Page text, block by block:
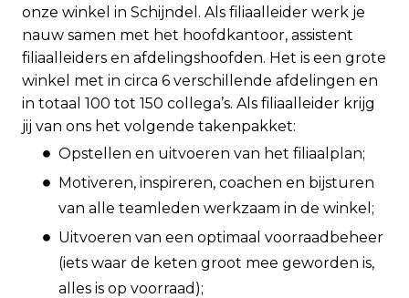
onze winkel in Schijndel. Als filiaalleider werk je
nauw samen met het hoofdkantoor, assistent
filiaalleiders en afdelingshoofden. Het is een grote
winkel met in circa 6 verschillende afdelingen en
in totaal 100 tot 150 collega’s. Als filiaalleider krijg
jij van ons het volgende takenpakket:
Opstellen en uitvoeren van het filiaalplan;
Motiveren, inspireren, coachen en bijsturen
van alle teamleden werkzaam in de winkel;
Uitvoeren van een optimaal voorraadbeheer
(iets waar de keten groot mee geworden is,
alles is op voorraad);